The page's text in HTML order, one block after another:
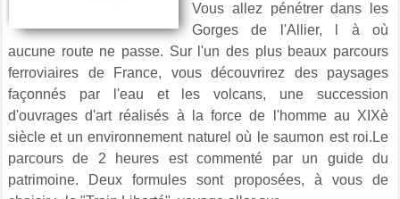
Vous allez pénétrer dans les
Gorges de l'Allier, l à où
aucune route ne passe. Sur l'un des plus beaux parcours
ferroviaires de France, vous découvrirez des paysages
façonnés par l'eau et les volcans, une succession
d'ouvrages d'art réalisés à la force de l'homme au XIXè
siècle et un environnement naturel où le saumon est roi.Le
parcours de 2 heures est commenté par un guide du
patrimoine. Deux formules sont proposées, à vous de